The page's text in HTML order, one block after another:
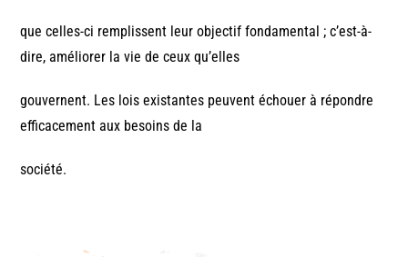
que celles-ci remplissent leur objectif fondamental ; c’est-à-
dire, améliorer la vie de ceux qu’elles
gouvernent. Les lois existantes peuvent échouer à répondre
efficacement aux besoins de la
société.